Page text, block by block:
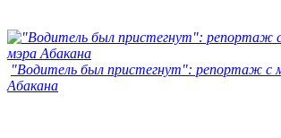
"Водитель был пристегнут": репортаж с
Абакана